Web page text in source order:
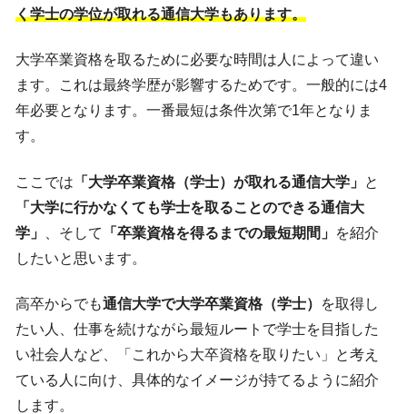
く学士の学位が取れる通信大学もあります。
大学卒業資格を取るために必要な時間は人によって違い
ます。これは最終学歴が影響するためです。一般的には4
年必要となります。一番最短は条件次第で1年となりま
す。
ここでは 「大学卒業資格（学士）が取れる通信大学」 と
「大学に行かなくても学士を取ることのできる通信大
学」
、そして 「卒業資格を得るまでの最短期間」 を紹介
したいと思います。
高卒からでも通信大学で大学卒業資格（学士）
を取得し
たい人、仕事を続けながら最短ルートで学士を目指した
い社会人など、「これから大卒資格を取りたい」と考え
ている人に向け、具体的なイメージが持てるように紹介
します。